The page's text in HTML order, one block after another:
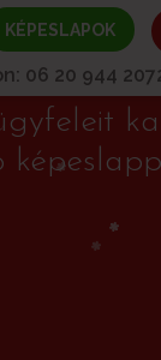
KÉPESLAPOK
06 20 944